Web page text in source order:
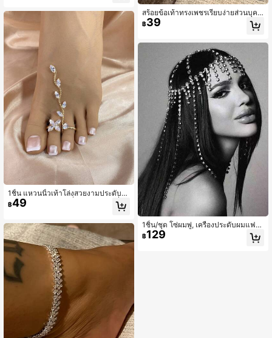
1ชิ้น แหวนนิ้วเท้าโล่งสวยงามประดับเพ
ชรพลอย แอคเซสซอรี่ สไตล์ฤดูร้อนที่มีเ
สน่ห์สำหรับสุภาพสตรี
฿49
สร้อยข้อเท้าทรงเพชรเรียบง่ายส่วนบุคค
ล, สายโซ่เท้า พลอยเทียม Bling ชายหา
ดฤดูร้อน
฿39
1ชิ้น/ชุด โซ่ผมพู่, เครื่องประดับผมแฟชั่
นหรูหราประดับพลอยเทียม, ของตกแต่ง
สำหรับการแสดงบนเวทีของผู้หญิง, เครื่
฿129